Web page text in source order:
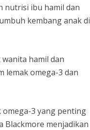
nutrisi ibu hamil dan
kembang anak di
hamil dan
lemak omega-3 dan
omega-3 yang penting
Blackmore menjadikan